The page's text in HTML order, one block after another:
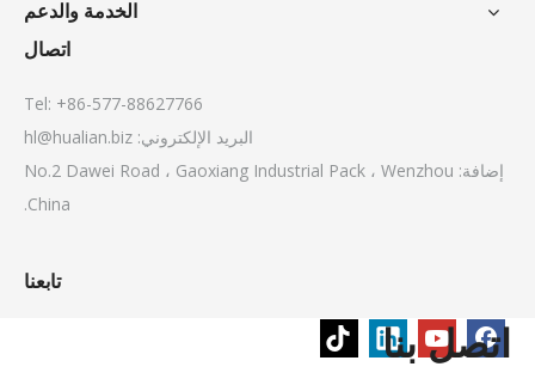
الخدمة والدعم
اتصال
Tel: +86-577-88627766
البريد الإلكتروني: hl@hualian.biz
إضافة: No.2 Dawei Road ، Gaoxiang Industrial Pack ، Wenzhou
China.
تابعنا
اتصل بنا